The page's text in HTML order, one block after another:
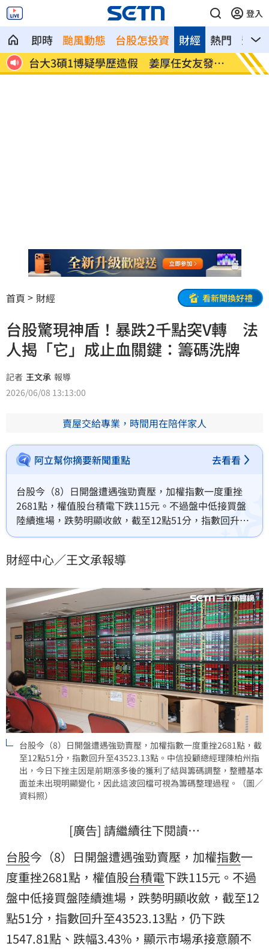
登入
即時 颱風動態 台股怎投資 熱門 影音
財經
正
台大3碩1博疑學歷造假 姜厚任女友發聲
了
發新
首頁 財經 看新聞換好禮
台股驚現神盾！暴跌2千點突V轉 法
人揭「它」成止血關鍵：籌碼洗牌
記者 王文承 報導
2026/06/08 13:13:00
賣屋交給專業，時間用在陪伴家人
阿立幫你摘要新聞重點 去看看
台股今（8）日開盤遭遇強勁賣壓，加權指數一度重挫
2681點，權值股台積電下跌115元。不過盤中低接買盤
陸續進場，跌勢明顯收斂，截至12點51分，指數回升至
43523.13點，仍下跌1547.81點、跌幅3.43%，顯示市
財經中心／王文承報導
台股今（8）日開盤遭遇強勁賣壓，加權指數一度重挫2681點，截
至12點51分，指數回升至43523.13點。中信投顧總經理陳柏州指
出，今日下挫主因是前期漲多後的獲利了結與籌碼調整，整體基本
面並未出現明顯變化，因此這波回檔可視為籌碼整理過程。（圖／
資料照）
[廣告] 請繼續往下閱讀…
台股今（8）日開盤遭遇強勁賣壓，加權指數一
度重挫2681點，權值股台積電下跌115元。不過
盤中低接買盤陸續進場，跌勢明顯收斂，截至12
點51分，指數回升至43523.13點，仍下跌
1547.81點、跌幅3.43%，顯示市場承接意願不